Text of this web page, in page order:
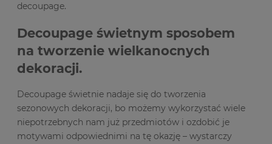
decoupage.
Decoupage świetnym sposobem
na tworzenie wielkanocnych
dekoracji.
Decoupage świetnie nadaje się do tworzenia
sezonowych dekoracji, bo możemy wykorzystać wiele
niepotrzebnych nam już przedmiotów i ozdobić je
motywami odpowiednimi na tę okazję – wystarczy